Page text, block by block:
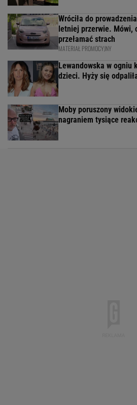
Wróciła do
letniej przerwie. Mówi,
przełamać strach
MATERIAŁ PROMOCYJNY
Lewandowska w ogniu
dzieci. Hyży się
Moby poruszony
nagraniem tysiące